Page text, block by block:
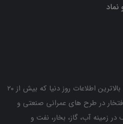
نماد
مجموعه ای مستقر در تهران با بالاترین اطلاعات روز دنیا که بیش از ۲۰
در طرح های عمرانی صنعتی و
زمینه آب، گاز، بخار، نفت و